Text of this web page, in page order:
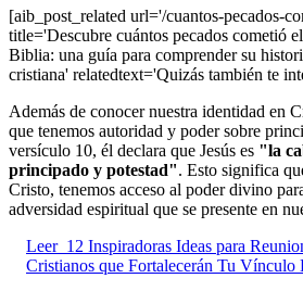
[aib_post_related url='/cuantos-pecados-
title='Descubre cuántos pecados cometió
Biblia: una guía para comprender su
cristiana' relatedtext='Quizás también te
Además de conocer nuestra identidad en
que tenemos autoridad y poder sobre
versículo 10, él declara que Jesús es "la
principado y potestad". Esto significa
Cristo, tenemos acceso al poder divino
adversidad espiritual que se presente en
Leer 12 Inspiradoras Ideas para
Cristianos que Fortalecerán Tu Vínculo